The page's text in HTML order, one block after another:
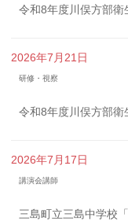
令和8年度川俣方部
2026年7月21日
研修・視察
令和8年度川俣方部
2026年7月17日
講演会講師
三島町立三島中学校